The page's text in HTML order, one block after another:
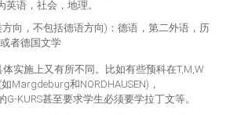
英语，社会，地理。
方向，不包括德语方向)：德语，第二外语，历
者德国文学
实施上又有所不同。比如有些预科在T,M,W
Margdeburg和NORDHAUSEN)，
G-KURS甚至要求学生必须要学拉丁文等。